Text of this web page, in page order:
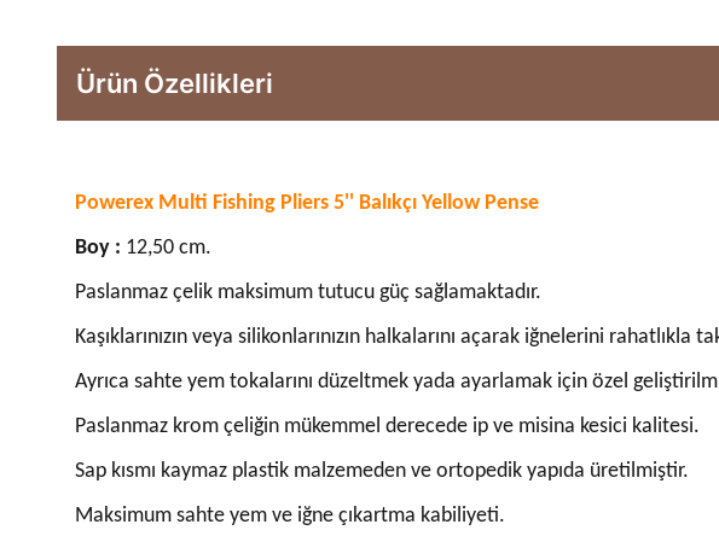
Ürün Özellikleri
Powerex Multi Fishing Pliers 5'' Balıkçı Yellow Pense
Boy : 12,50 cm.
Paslanmaz çelik maksimum tutucu güç sağlamaktadır.
Kaşıklarınızın veya silikonlarınızın halkalarını açarak iğnelerini rahatlıkla
Ayrıca sahte yem tokalarını düzeltmek yada ayarlamak için özel
Paslanmaz krom çeliğin mükemmel derecede ip ve misina kesici kalitesi.
Sap kısmı kaymaz plastik malzemeden ve ortopedik yapıda üretilmiştir.
Maksimum sahte yem ve iğne çıkartma kabiliyeti.